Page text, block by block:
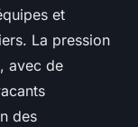
et
La pression
avec de
des